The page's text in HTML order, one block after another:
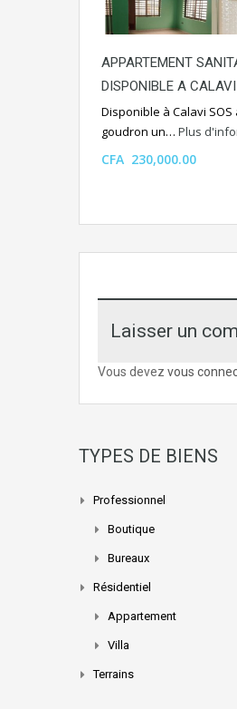
APPARTEMENT
DISPONIBLE A CALAVI
Disponible à Calavi
goudron un… Plus
CFA 230,000.00
Laisser un
Vous devez vous
TYPES DE BIENS
Professionnel
Boutique
Bureaux
Résidentiel
Appartement
Villa
Terrains